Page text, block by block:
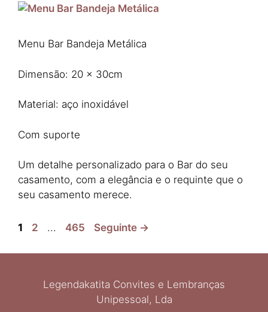
Menu Bar Bandeja Metálica
Dimensão: 20 x 30cm
Material: aço inoxidável
Com suporte
Um detalhe personalizado para o Bar do seu
casamento, com a elegância e o requinte que o
seu casamento merece.
Página
1 Página
2 ... Página
465 Seguinte →
Legendakatita Convites e Lembranças
Unipessoal, Lda